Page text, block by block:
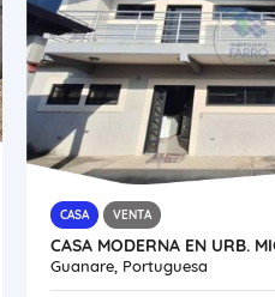
CASA VENTA
Guanare, Portuguesa